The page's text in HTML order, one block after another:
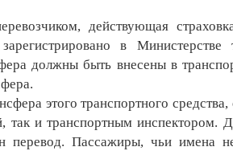
действующая
в
должны быть внесены в
этого транспортного
и транспортным инспектором.
перевод. Пассажиры, чьи имена